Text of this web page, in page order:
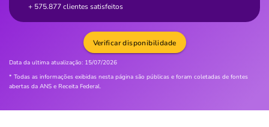
+ 575.877 clientes satisfeitos
Data da ultima atualização: 15/07/2026
* Todas as informações exibidas nesta página são públicas e foram coletadas de fontes
abertas da ANS e Receita Federal.
Verificar disponibilidade